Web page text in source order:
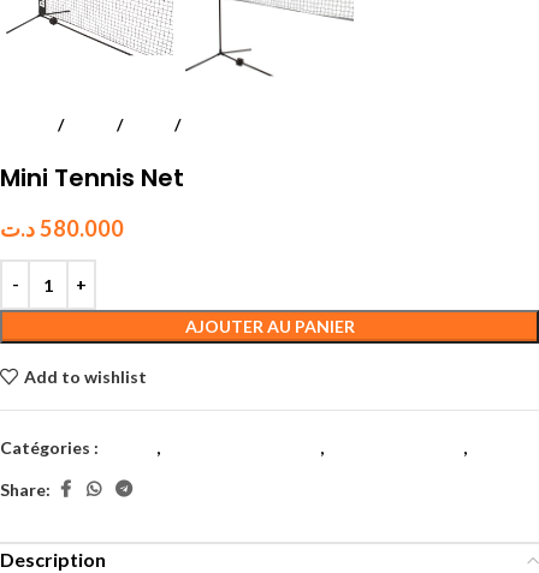
Tennis Divers Santé et Fitness
Mini Tennis Net
580.000د.ت
AJOUTER AU PANIER
Add to wishlist
Catégories : , , ,
Share:
Description